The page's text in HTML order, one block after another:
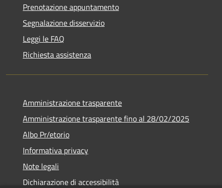
Prenotazione appuntamento
Segnalazione disservizio
Leggi le FAQ
Richiesta assistenza
Amministrazione trasparente
Amministrazione trasparente fino al 28/02/2025
Albo Pr/etorio
Informativa privacy
Note legali
Dichiarazione di accessibilità